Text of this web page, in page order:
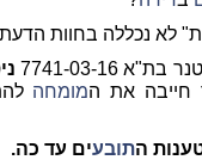
לא נכללה בחוות הדעת
03-16
מומחה
התובעים עד כה.